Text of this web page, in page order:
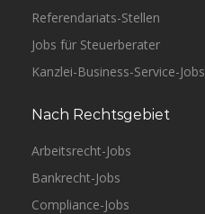
Referendariats-Stellen
Jobs für Steuerberater
Kanzlei-Business-Service-Jobs
Nach Rechtsgebiet
Arbeitsrecht-Jobs
Bankrecht-Jobs
Compliance-Jobs